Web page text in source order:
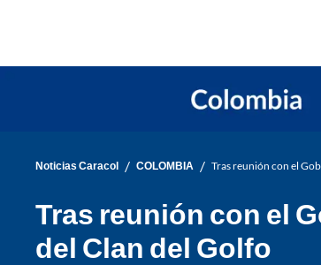
Noticias Caracol / COLOMBIA / Tras reunión con el
Tras reunión con el
del Clan del Golfo